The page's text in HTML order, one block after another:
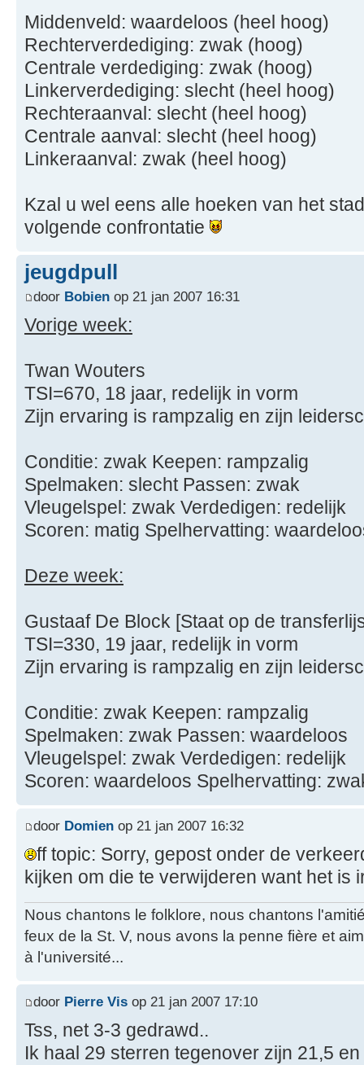
Middenveld: waardeloos (heel hoog)
Rechterverdediging: zwak (hoog)
Centrale verdediging: zwak (hoog)
Linkerverdediging: slecht (heel hoog)
Rechteraanval: slecht (heel hoog)
Centrale aanval: slecht (heel hoog)
Linkeraanval: zwak (heel hoog)
Kzal u wel eens alle hoeken van het
volgende confrontatie
jeugdpull
door Bobien op 21 jan 2007 16:31
Vorige week:
Twan Wouters
TSI=670, 18 jaar, redelijk in vorm
Zijn ervaring is rampzalig en zijn
Conditie: zwak Keepen: rampzalig
Spelmaken: slecht Passen: zwak
Vleugelspel: zwak Verdedigen: redelijk
Scoren: matig Spelhervatting:
Deze week:
Gustaaf De Block [Staat op de
TSI=330, 19 jaar, redelijk in vorm
Zijn ervaring is rampzalig en zijn
Conditie: zwak Keepen: rampzalig
Spelmaken: zwak Passen: waardeloos
Vleugelspel: zwak Verdedigen: redelijk
Scoren: waardeloos Spelhervatting:
door Domien op 21 jan 2007 16:32
ff topic: Sorry, gepost onder de
kijken om die te verwijderen want het is
Nous chantons le folklore, nous chantons
feux de la St. V, nous avons la penne fière et
à l'université...
door Pierre Vis op 21 jan 2007 17:10
Tss, net 3-3 gedrawd..
Ik haal 29 sterren tegenover zijn 21,5